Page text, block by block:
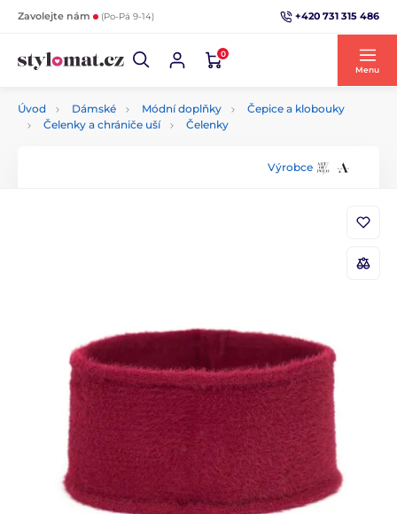
Zavolejte nám (Po-Pá 9-14) +420 731 315 486
0
Menu
Úvod Dámské Módní doplňky
Čepice a klobouky
Čelenky a chrániče uší
Čelenky
Výrobce